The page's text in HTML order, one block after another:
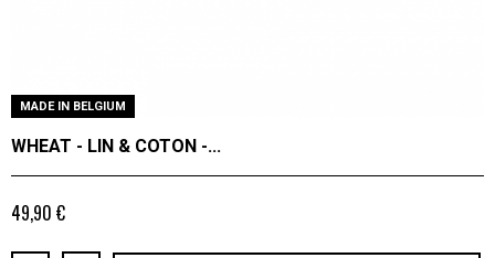
MADE IN BELGIUM
WHEAT - LIN & COTON -...
49,90 €